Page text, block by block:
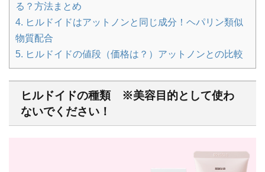
る？方法まとめ
4. ヒルドイドはアットノンと同じ成分！ヘパリン類似
物質配合
5. ヒルドイドの値段（価格は？）アットノンとの比較
ヒルドイドの種類 ※美容目的として使わ
ないでください！